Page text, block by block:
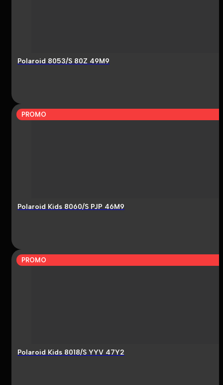
Polaroid 8053/S 80Z 49M9
PROMO
Polaroid Kids 8060/S PJP 46M9
PROMO
Polaroid Kids 8018/S YYV 47Y2